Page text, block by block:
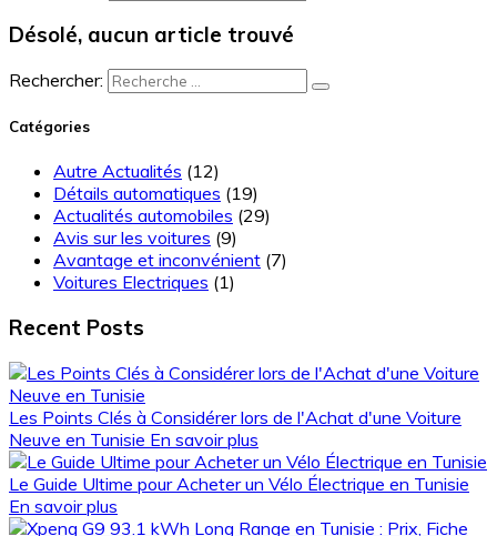
Désolé, aucun article trouvé
Rechercher:
Catégories
Autre Actualités (12)
Détails automatiques (19)
Actualités automobiles (29)
Avis sur les voitures (9)
Avantage et inconvénient (7)
Voitures Electriques (1)
Recent Posts
Les Points Clés à Considérer lors de l'Achat d'une Voiture
Neuve en Tunisie En savoir plus
Le Guide Ultime pour Acheter un Vélo Électrique en Tunisie
En savoir plus